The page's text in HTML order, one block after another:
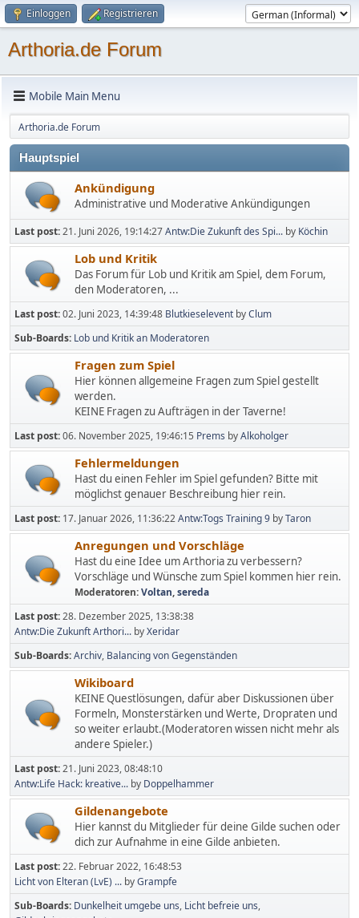
Einloggen Registrieren
Arthoria.de Forum
Mobile Main Menu
Arthoria.de Forum
Hauptspiel
Ankündigung
Administrative und Moderative Ankündigungen
Last post:21. Juni 2026, 19:14:27Antw:Die Zukunft des Spi... by Köchin
Lob und Kritik
Das Forum für Lob und Kritik am Spiel, dem Forum,
den Moderatoren, ...
Last post:02. Juni 2023, 14:39:48 Blutkieselevent byClum
Sub-Boards Lob und Kritik an Moderatoren
Fragen zum Spiel
Hier können allgemeine Fragen zum Spiel gestellt
werden.
KEINE Fragen zu Aufträgen in der Taverne!
Last post:06. November 2025, 19:46:15 Prems byAlkoholger
Fehlermeldungen
Hast du einen Fehler im Spiel gefunden? Bitte mit
möglichst genauer Beschreibung hier rein.
Last post: 17. Januar 2026, 11:36:22Antw:Togs Training 9 byTaron
Anregungen und Vorschläge
Hast du eine Idee um Arthoria zu verbessern?
Vorschläge und Wünsche zum Spiel kommen hier rein.
Moderatoren:Voltan,sereda
Last post:28. Dezember 2025, 13:38:38
Antw:Die Zukunft Arthori... byXeridar
Sub-Boards Archiv Balancing von Gegenständen
Wikiboard
KEINE Questlösungen, dafür aber Diskussionen über
Formeln, Monsterstärken und Werte, Dropraten und
so weiter erlaubt.(Moderatoren wissen nicht mehr als
andere Spieler.)
Last post:21. Juni 2023, 08:48:10
Antw:Life Hack: kreative... by Doppelhammer
Gildenangebote
Hier kannst du Mitglieder für deine Gilde suchen oder
dich zur Aufnahme in eine Gilde anbieten.
Last post:22. Februar 2022, 16:48:53
Licht von Elteran (LvE) ... byGrampfe
Sub-Boards Dunkelheit umgebe uns Licht befreie uns